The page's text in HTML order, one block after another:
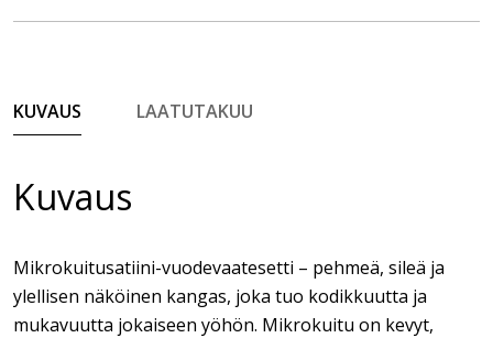
KUVAUS LAATUTAKUU
Kuvaus
Mikrokuitusatiini-vuodevaatesetti – pehmeä, sileä ja
ylellisen näköinen kangas, joka tuo kodikkuutta ja
mukavuutta jokaiseen yöhön. Mikrokuitu on kevyt,